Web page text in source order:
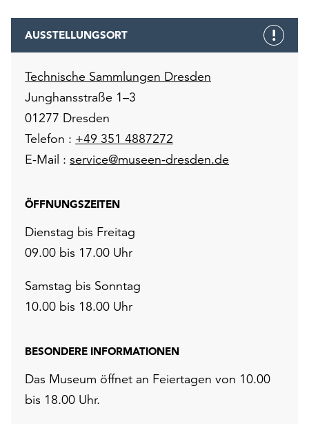
AUSSTELLUNGSORT
Technische Sammlungen Dresden
Junghansstraße 1–3
01277 Dresden
Telefon : +49 351 4887272
E-Mail : service@museen-dresden.de
ÖFFNUNGSZEITEN
Dienstag bis Freitag
09.00 bis 17.00 Uhr
Samstag bis Sonntag
10.00 bis 18.00 Uhr
BESONDERE INFORMATIONEN
Das Museum öffnet an Feiertagen von 10.00
bis 18.00 Uhr.